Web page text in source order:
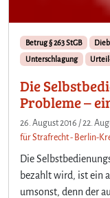
Betrug § 263 StGB
Unterschlagung
Die
Probleme –
26. August 2016 /22.
für Strafrecht - Berlin-
Die
bezahlt wird, ist ein
umsonst, denn der